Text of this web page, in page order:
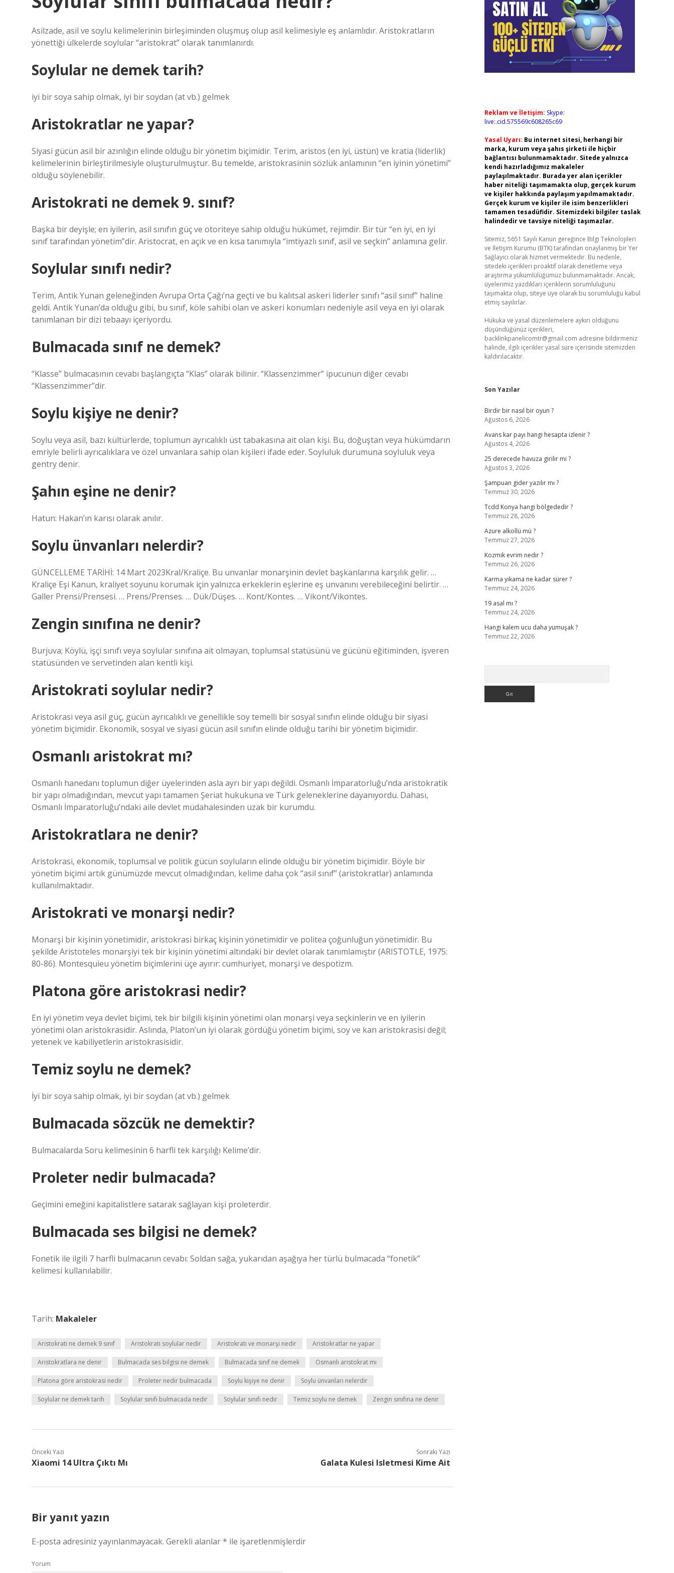
Asilzade, asil ve soylu kelimelerinin birleşiminden oluşmuş olup asil kelimesiyle eş anlamlıdır. Aristokratların
yönettiği ülkelerde soylular “aristokrat” olarak tanımlanırdı.
Soylular ne demek tarih?
iyi bir soya sahip olmak, iyi bir soydan (at vb.) gelmek
Aristokratlar ne yapar?
Siyasi gücün asil bir azınlığın elinde olduğu bir yönetim biçimidir. Terim, aristos (en iyi, üstün) ve kratia (liderlik)
kelimelerinin birleştirilmesiyle oluşturulmuştur. Bu temelde, aristokrasinin sözlük anlamının “en iyinin yönetimi”
olduğu söylenebilir.
Aristokrati ne demek 9. sınıf?
Başka bir deyişle; en iyilerin, asil sınıfın güç ve otoriteye sahip olduğu hükümet, rejimdir. Bir tür “en iyi, en iyi
sınıf tarafından yönetim”dir. Aristocrat, en açık ve en kısa tanımıyla “imtiyazlı sınıf, asil ve seçkin” anlamına gelir.
Soylular sınıfı nedir?
Terim, Antik Yunan geleneğinden Avrupa Orta Çağı’na geçti ve bu kalıtsal askeri liderler sınıfı “asil sınıf” haline
geldi. Antik Yunan’da olduğu gibi, bu sınıf, köle sahibi olan ve askeri konumları nedeniyle asil veya en iyi olarak
tanımlanan bir dizi tebaayı içeriyordu.
Bulmacada sınıf ne demek?
“Klasse” bulmacasının cevabı başlangıçta “Klas” olarak bilinir. “Klassenzimmer” ipucunun diğer cevabı
“Klassenzimmer”dir.
Soylu kişiye ne denir?
Soylu veya asil, bazı kültürlerde, toplumun ayrıcalıklı üst tabakasına ait olan kişi. Bu, doğuştan veya hükümdarın
emriyle belirli ayrıcalıklara ve özel unvanlara sahip olan kişileri ifade eder. Soyluluk durumuna soyluluk veya
gentry denir.
Şahın eşine ne denir?
Hatun: Hakan’ın karısı olarak anılır.
Soylu ünvanları nelerdir?
GÜNCELLEME TARİHİ: 14 Mart 2023Kral/Kraliçe. Bu unvanlar monarşinin devlet başkanlarına karşılık gelir. …
Kraliçe Eşi Kanun, kraliyet soyunu korumak için yalnızca erkeklerin eşlerine eş unvanını verebileceğini belirtir. …
Galler Prensi/Prensesi. … Prens/Prenses. … Dük/Düşes. … Kont/Kontes. … Vikont/Vikontes.
Zengin sınıfına ne denir?
Burjuva; Köylü, işçi sınıfı veya soylular sınıfına ait olmayan, toplumsal statüsünü ve gücünü eğitiminden, işveren
statüsünden ve servetinden alan kentli kişi.
Aristokrati soylular nedir?
Aristokrasi veya asil güç, gücün ayrıcalıklı ve genellikle soy temelli bir sosyal sınıfın elinde olduğu bir siyasi
yönetim biçimidir. Ekonomik, sosyal ve siyasi gücün asil sınıfın elinde olduğu tarihi bir yönetim biçimidir.
Osmanlı aristokrat mı?
Osmanlı hanedanı toplumun diğer üyelerinden asla ayrı bir yapı değildi. Osmanlı İmparatorluğu’nda aristokratik
bir yapı olmadığından, mevcut yapı tamamen Şeriat hukukuna ve Türk geleneklerine dayanıyordu. Dahası,
Osmanlı İmparatorluğu’ndaki aile devlet müdahalesinden uzak bir kurumdu.
Aristokratlara ne denir?
Aristokrasi, ekonomik, toplumsal ve politik gücün soyluların elinde olduğu bir yönetim biçimidir. Böyle bir
yönetim biçimi artık günümüzde mevcut olmadığından, kelime daha çok “asil sınıf” (aristokratlar) anlamında
kullanılmaktadır.
Aristokrati ve monarşi nedir?
Monarşi bir kişinin yönetimidir, aristokrasi birkaç kişinin yönetimidir ve politea çoğunluğun yönetimidir. Bu
şekilde Aristoteles monarşiyi tek bir kişinin yönetimi altındaki bir devlet olarak tanımlamıştır (ARISTOTLE, 1975:
80-86). Montesquieu yönetim biçimlerini üçe ayırır: cumhuriyet, monarşi ve despotizm.
Platona göre aristokrasi nedir?
En iyi yönetim veya devlet biçimi, tek bir bilgili kişinin yönetimi olan monarşi veya seçkinlerin ve en iyilerin
yönetimi olan aristokrasidir. Aslında, Platon’un iyi olarak gördüğü yönetim biçimi, soy ve kan aristokrasisi değil;
yetenek ve kabiliyetlerin aristokrasisidir.
Temiz soylu ne demek?
İyi bir soya sahip olmak, iyi bir soydan (at vb.) gelmek
Bulmacada sözcük ne demektir?
Bulmacalarda Soru kelimesinin 6 harfli tek karşılığı Kelime’dir.
Proleter nedir bulmacada?
Geçimini emeğini kapitalistlere satarak sağlayan kişi proleterdir.
Bulmacada ses bilgisi ne demek?
Fonetik ile ilgili 7 harfli bulmacanın cevabı: Soldan sağa, yukarıdan aşağıya her türlü bulmacada “fonetik”
kelimesi kullanılabilir.
Tarih: Makaleler
Aristokrati ne demek 9 sınıf Aristokrati soylular nedir Aristokrati ve monarşi nedir Aristokratlar ne yapar
Aristokratlara ne denir Bulmacada ses bilgisi ne demek Bulmacada sınıf ne demek Osmanlı aristokrat mı
Platona göre aristokrasi nedir Proleter nedir bulmacada Soylu kişiye ne denir Soylu ünvanları nelerdir
Soylular ne demek tarih Soylular sınıfı bulmacada nedir Soylular sınıfı nedir Temiz soylu ne demek Zengin sınıfına ne denir
Önceki Yazı
Xiaomi 14 Ultra Çıktı Mı
Sonraki Yazı
Galata Kulesi Isletmesi Kime Ait
Bir yanıt yazın
E-posta adresiniz yayınlanmayacak. Gerekli alanlar* ile işaretlenmişlerdir
Yorum
Reklam ve İletişim: Skype:
live:.cid.575569c608265c69
Yasal Uyarı: Bu internet sitesi, herhangi bir
marka, kurum veya şahıs şirketi ile hiçbir
bağlantısı bulunmamaktadır. Sitede yalnızca
kendi hazırladığımız makaleler
paylaşılmaktadır. Burada yer alan içerikler
haber niteliği taşımamakta olup, gerçek kurum
ve kişiler hakkında paylaşım yapılmamaktadır.
Gerçek kurum ve kişiler ile isim benzerlikleri
tamamen tesadüfidir. Sitemizdeki bilgiler taslak
halindedir ve tavsiye niteliği taşımazlar.
Sitemiz, 5651 Sayılı Kanun gereğince Bilgi Teknolojileri
ve İletişim Kurumu (BTK) tarafından onaylanmış bir Yer
Sağlayıcı olarak hizmet vermektedir. Bu nedenle,
sitedeki içerikleri proaktif olarak denetleme veya
araştırma yükümlülüğümüz bulunmamaktadır. Ancak,
üyelerimiz yazdıkları içeriklerin sorumluluğunu
taşımakta olup, siteye üye olarak bu sorumluluğu kabul
etmiş sayılırlar.
Hukuka ve yasal düzenlemelere aykırı olduğunu
düşündüğünüz içerikleri,
backlinkpanelicomtr@gmail.com adresine bildirmeniz
halinde, ilgili içerikler yasal süre içerisinde sitemizden
kaldırılacaktır.
Son Yazılar
Birdir bir nasıl bir oyun ?
Ağustos 6, 2026
Avans kar payı hangi hesapta izlenir ?
Ağustos 4, 2026
25 derecede havuza girilir mi ?
Ağustos 3, 2026
Şampuan gider yazılır mı ?
Temmuz 30, 2026
Tcdd Konya hangi bölgededir ?
Temmuz 28, 2026
Azure alkollü mü ?
Temmuz 27, 2026
Kozmik evrim nedir ?
Temmuz 26, 2026
Karma yıkama ne kadar sürer ?
Temmuz 24, 2026
19 asal mı ?
Temmuz 24, 2026
Hangi kalem ucu daha yumuşak ?
Temmuz 22, 2026